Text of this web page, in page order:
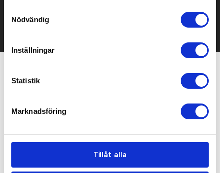
Nödvändig
Inställningar
Statistik
Marknadsföring
Tillåt alla
Relaterade produkter